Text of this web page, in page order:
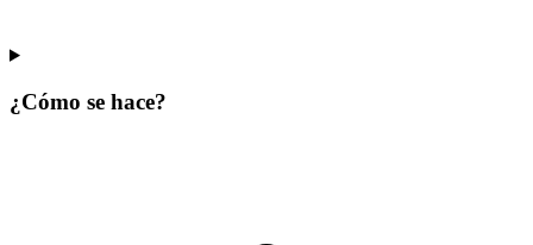
¿Cómo se hace?